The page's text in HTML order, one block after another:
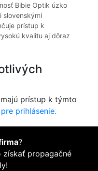
Bibie Optik úzko
slovenskými
prístup k
kvalitu aj dôraz
prístup k týmto
prihlásenie.
?
získať propagačné